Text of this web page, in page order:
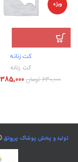
ویژه
کت زنانه
کت زنانه
630,000 تومان 385,000
تولید و پخش پوشاک پررونق